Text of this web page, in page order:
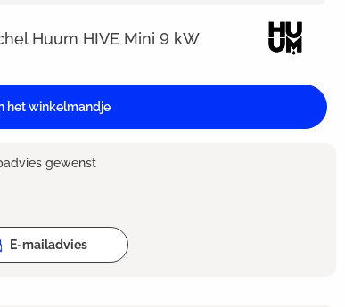
Huum HIVE Mini 9 kW
het winkelmandje
gewenst
E-mailadvies